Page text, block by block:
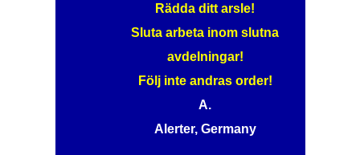
Rädda ditt arsle!
Sluta arbeta inom slutna
avdelningar!
Följ inte andras order!
A.
Alerter, Germany